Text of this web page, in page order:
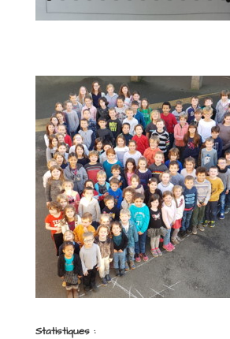
Statistiques :